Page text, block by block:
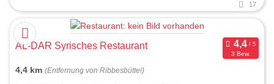
17
AL-DAR Syrisches Restaurant
3 Bew.
4,4 km (Entfernung von Ribbesbüttel)